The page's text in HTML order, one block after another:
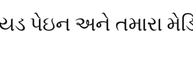
પેઇન અને તમારા